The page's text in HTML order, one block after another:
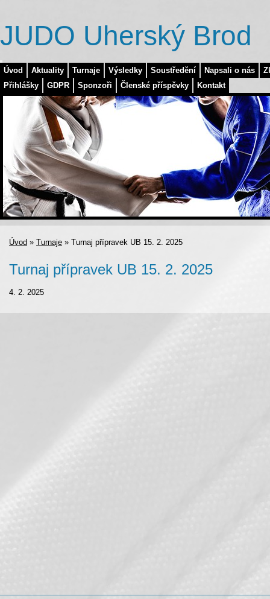
Úvod Aktuality Turnaje Výsledky Soustředění Napsali o nás
Přihlášky
GDPR Sponzoři Členské příspěvky Kontakt
JUDO Uherský Brod
Úvod » Turnaje » Turnaj přípravek UB 15. 2. 2025
Turnaj přípravek UB 15. 2. 2025
4. 2. 2025